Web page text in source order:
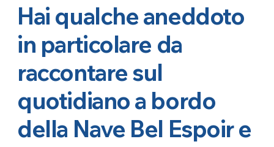
Hai qualche aneddoto
in particolare da
raccontare sul
quotidiano a bordo
della Nave Bel Espoir e